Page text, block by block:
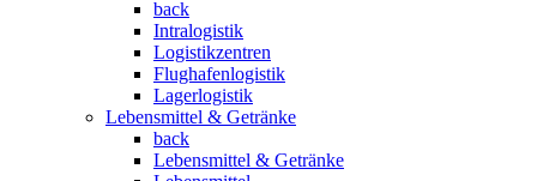
back
Intralogistik
Logistikzentren
Flughafenlogistik
Lagerlogistik
Lebensmittel & Getränke
back
Lebensmittel & Getränke